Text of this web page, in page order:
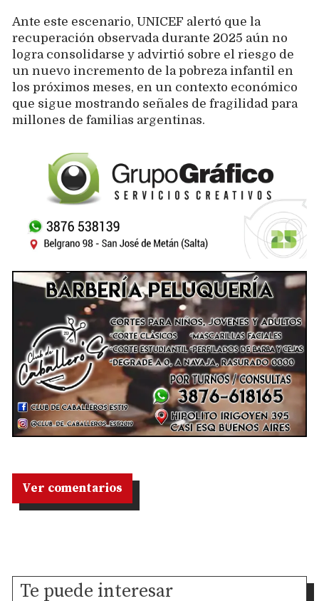
Ante este escenario, UNICEF alertó que la
recuperación observada durante 2025 aún no
logra consolidarse y advirtió sobre el riesgo de
un nuevo incremento de la pobreza infantil en
los próximos meses, en un contexto económico
que sigue mostrando señales de fragilidad para
millones de familias argentinas.
Ver comentarios
Te puede interesar